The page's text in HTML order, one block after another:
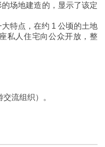
的场地建造的，显示了该定
特点，在约 1 公顷的土地
私人住宅向公众开放，整
流组织）。